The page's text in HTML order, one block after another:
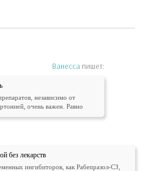
Ванесса пишет:
независимо от
очень важен. Равно
без лекарств
ингибиторов, как Рабепразол-СЗ,